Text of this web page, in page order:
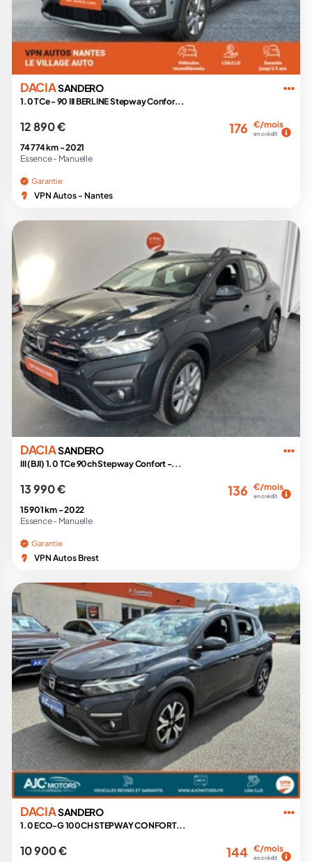
DACIASANDERO
1.0 TCe - 90 III BERLINE Stepway Confor...
12 890 € 176 €/mois
en crédit
74 774 km -2021
Essence - Manuelle
Garantie
VPN Autos - Nantes
DACIASANDERO
III (BJI) 1.0 TCe 90ch Stepway Confort -...
13 990 € 136 €/mois
en crédit
15 901 km -2022
Essence - Manuelle
Garantie
VPN Autos Brest
DACIASANDERO
1.0 ECO-G 100CH STEPWAY CONFORT...
10 900 € 144 €/mois
en crédit